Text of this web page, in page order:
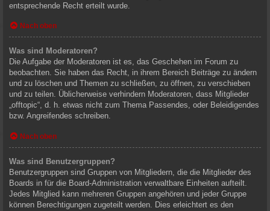
entsprechende Recht erteilt wurde.
Nach oben
Was sind Moderatoren?
Die Aufgabe der Moderatoren ist es, das Geschehen im Forum zu
beobachten. Sie haben das Recht, in ihrem Bereich Beiträge zu ändern
und zu löschen und Themen zu schließen, zu öffnen, zu verschieben
und zu teilen. Üblicherweise verhindern Moderatoren, dass Mitglieder
„offtopic“, d. h. etwas nicht zum Thema Passendes, oder Beleidigendes
bzw. Angreifendes schreiben.
Nach oben
Was sind Benutzergruppen?
Benutzergruppen sind Gruppen von Mitgliedern, die die Mitglieder des
Boards in für die Board-Administration verwaltbare Einheiten aufteilt.
Jedes Mitglied kann mehreren Gruppen angehören und jeder Gruppe
können Berechtigungen zugeteilt werden. Dies erleichtert es den